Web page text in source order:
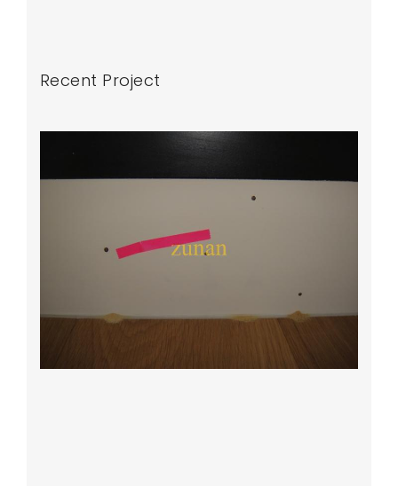
Recent Project